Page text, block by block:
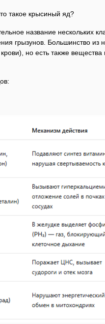
такое крысиный яд?
название нескольких
грызунов. Большинство из
но есть также вещества